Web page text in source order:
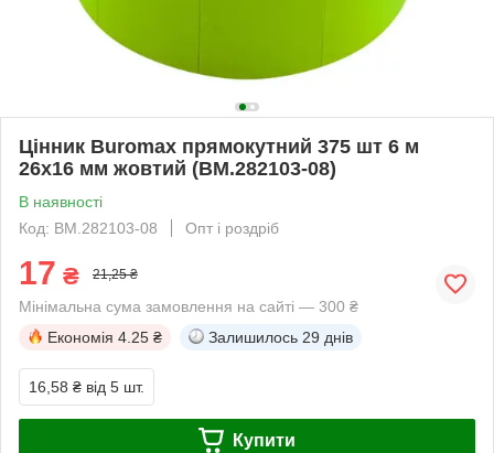
Цінник Buromax прямокутний 375 шт 6 м
26x16 мм жовтий (BM.282103-08)
В наявності
Код: BM.282103-08
Опт і роздріб
17 ₴ 21,25 ₴
Мінімальна сума замовлення на сайті — 300 ₴
Економія 4.25 ₴ Залишилось 29 днів
16,58 ₴ від 5 шт.
Купити